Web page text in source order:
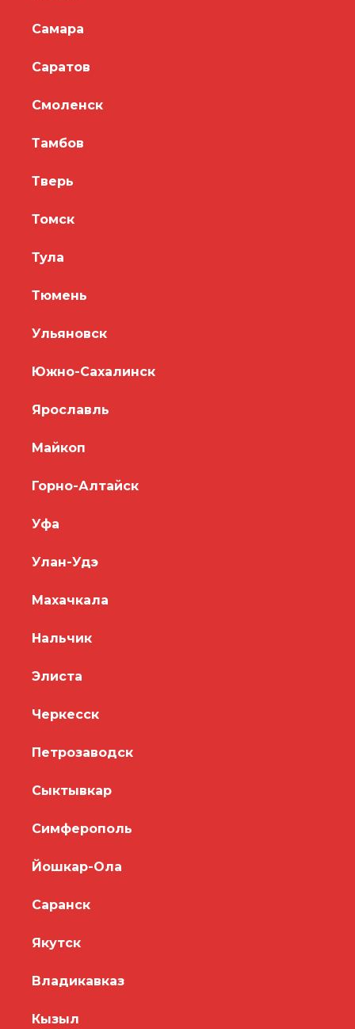
Самара
Саратов
Смоленск
Тамбов
Тверь
Томск
Тула
Тюмень
Ульяновск
Южно-Сахалинск
Ярославль
Майкоп
Горно-Алтайск
Уфа
Улан-Удэ
Махачкала
Нальчик
Элиста
Черкесск
Петрозаводск
Сыктывкар
Симферополь
Йошкар-Ола
Саранск
Якутск
Владикавказ
Кызыл